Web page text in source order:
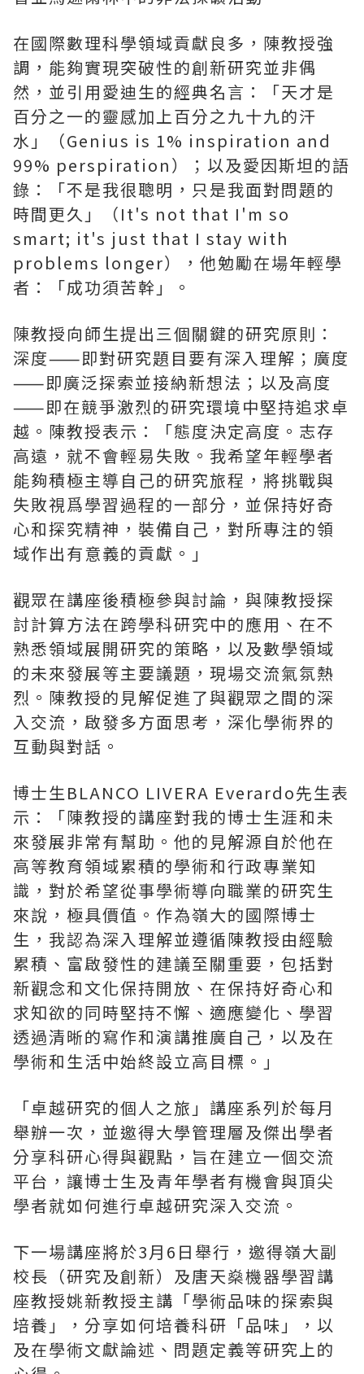
在國際數理科學領域貢獻良多，陳教授強
調，能夠實現突破性的創新研究並非偶
然，並引用愛迪生的經典名言：「天才是
百分之一的靈感加上百分之九十九的汗
水」（Genius is 1% inspiration and
99% perspiration）；以及愛因斯坦的語
錄：「不是我很聰明，只是我面對問題的
時間更久」（It's not that I'm so
smart; it's just that I stay with
problems longer），他勉勵在場年輕學
者：「成功須苦幹」。
陳教授向師生提出三個關鍵的研究原則：
深度⸺即對研究題目要有深入理解；廣度
⸺即廣泛探索並接納新想法；以及高度
⸺即在競爭激烈的研究環境中堅持追求卓
越。陳教授表示：「態度決定高度。志存
高遠，就不會輕易失敗。我希望年輕學者
能夠積極主導自己的研究旅程，將挑戰與
失敗視爲學習過程的一部分，並保持好奇
心和探究精神，裝備自己，對所專注的領
域作出有意義的貢獻。」
觀眾在講座後積極參與討論，與陳教授探
討計算方法在跨學科研究中的應用、在不
熟悉領域展開研究的策略，以及數學領域
的未來發展等主要議題，現場交流氣氛熱
烈。陳教授的見解促進了與觀眾之間的深
入交流，啟發多方面思考，深化學術界的
互動與對話。
博士生BLANCO LIVERA Everardo先生表
示：「陳教授的講座對我的博士生涯和未
來發展非常有幫助。他的見解源自於他在
高等教育領域累積的學術和行政專業知
識，對於希望從事學術導向職業的研究生
來說，極具價值。作為嶺大的國際博士
生，我認為深入理解並遵循陳教授由經驗
累積、富啟發性的建議至關重要，包括對
新觀念和文化保持開放、在保持好奇心和
求知欲的同時堅持不懈、適應變化、學習
透過清晰的寫作和演講推廣自己，以及在
學術和生活中始終設立高目標。」
「卓越研究的個人之旅」講座系列於每月
舉辦一次，並邀得大學管理層及傑出學者
分享科研心得與觀點，旨在建立一個交流
平台，讓博士生及青年學者有機會與頂尖
學者就如何進行卓越研究深入交流。
下一場講座將於3月6日舉行，邀得嶺大副
校長（研究及創新）及唐天燊機器學習講
座教授姚新教授主講「學術品味的探索與
培養」，分享如何培養科研「品味」，以
及在學術文獻論述、問題定義等研究上的